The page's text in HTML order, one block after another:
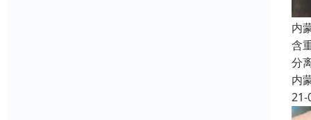
内
含
分
内
21-